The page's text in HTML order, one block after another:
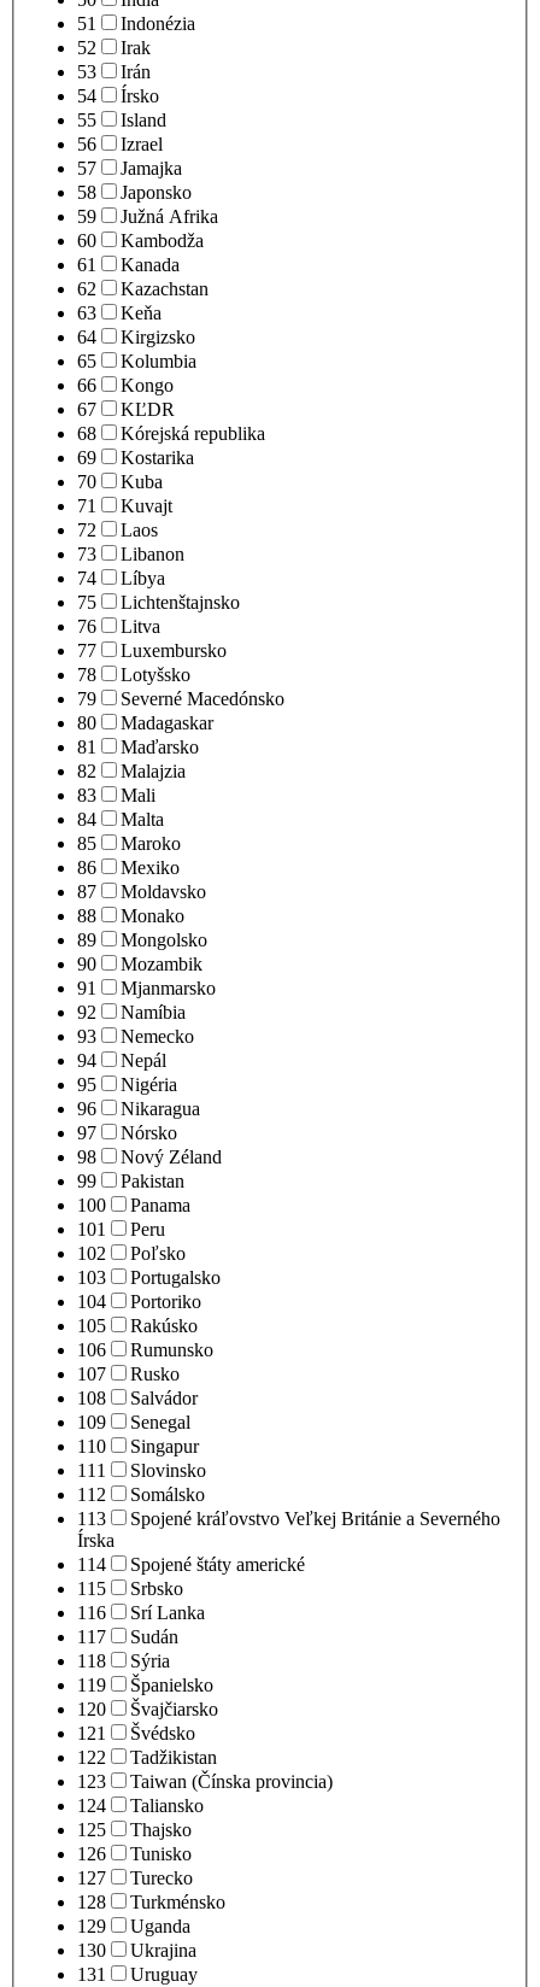
51
Indonézia
52
Irak
53
Irán
54
Írsko
55
Island
56
Izrael
57
Jamajka
58
Japonsko
59
Južná Afrika
60
Kambodža
61
Kanada
62
Kazachstan
63
Keňa
64
Kirgizsko
65
Kolumbia
66
Kongo
67
KĽDR
68
Kórejská republika
69
Kostarika
70
Kuba
71
Kuvajt
72
Laos
73
Libanon
74
Líbya
75
Lichtenštajnsko
76
Litva
77
Luxembursko
78
Lotyšsko
79
Severné Macedónsko
80
Madagaskar
81
Maďarsko
82
Malajzia
83
Mali
84
Malta
85
Maroko
86
Mexiko
87
Moldavsko
88
Monako
89
Mongolsko
90
Mozambik
91
Mjanmarsko
92
Namíbia
93
Nemecko
94
Nepál
95
Nigéria
96
Nikaragua
97
Nórsko
98
Nový Zéland
99
Pakistan
100
Panama
101
Peru
102
Poľsko
103
Portugalsko
104
Portoriko
105
Rakúsko
106
Rumunsko
107
Rusko
108
Salvádor
109
Senegal
110
Singapur
111
Slovinsko
112
Somálsko
113
Spojené kráľovstvo Veľkej Británie a Severného
Írska
114
Spojené štáty americké
115
Srbsko
116
Srí Lanka
117
Sudán
118
Sýria
119
Španielsko
120
Švajčiarsko
121
Švédsko
122
Tadžikistan
123
Taiwan (Čínska provincia)
124
Taliansko
125
Thajsko
126
Tunisko
127
Turecko
128
Turkménsko
129
Uganda
130
Ukrajina
131
Uruguay